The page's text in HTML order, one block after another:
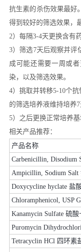
抗生素的杀伤效果最好
得到较好的筛选效果，
2）每隔3-4天更换含有
3）筛选7天后观察并评
成可能还需要一周或
染，以及筛选效果。
4）挑取并转移5-10个
的筛选培养液维持培养7
5）之后更换正常培养基
相关产品推荐：
产品名称
Carbenicillin, Disodium
Ampicillin, Sodium Salt
Doxycycline hyclate 盐
Chloramphenicol, USP
Kanamycin Sulfate 硫
Puromycin
Tetracyclin HCl 四环素